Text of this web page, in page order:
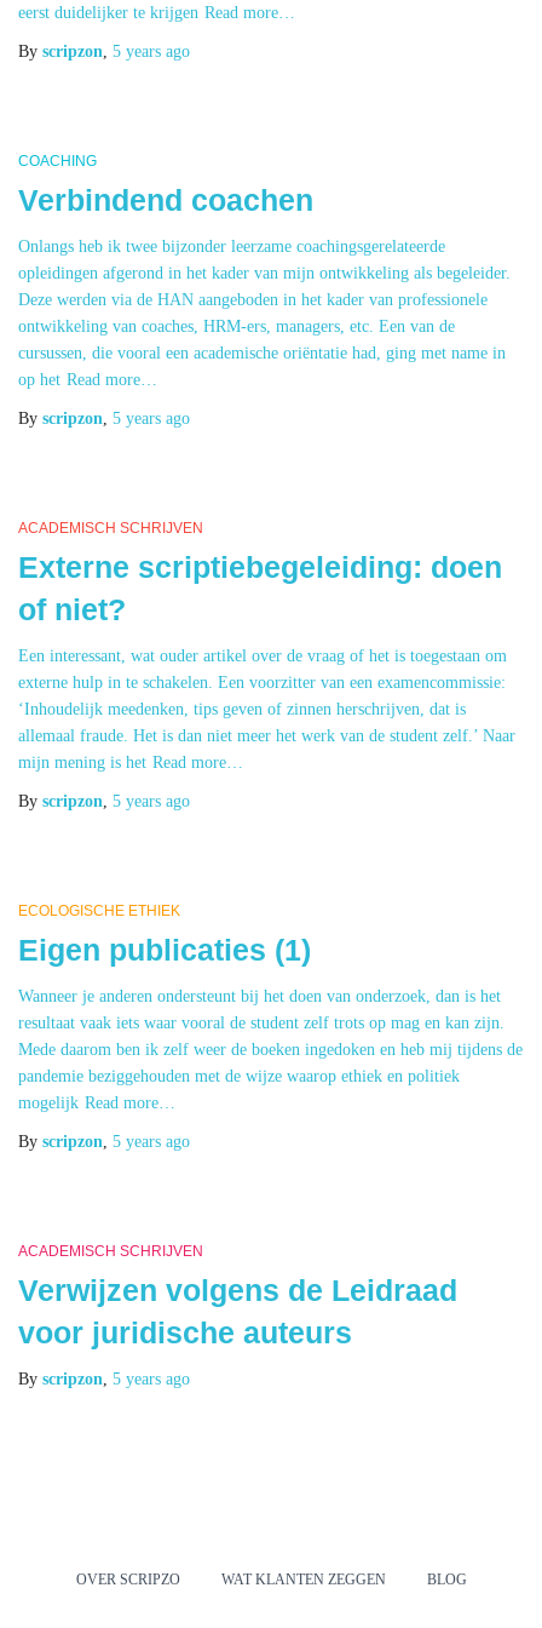
eerst duidelijker te krijgen Read more…
By scripzon, 5 years ago
COACHING
Verbindend coachen
Onlangs heb ik twee bijzonder leerzame coachingsgerelateerde
opleidingen afgerond in het kader van mijn ontwikkeling als begeleider.
Deze werden via de HAN aangeboden in het kader van professionele
ontwikkeling van coaches, HRM-ers, managers, etc. Een van de
cursussen, die vooral een academische oriëntatie had, ging met name in
op het Read more…
By scripzon, 5 years ago
ACADEMISCH SCHRIJVEN
Externe scriptiebegeleiding: doen
of niet?
Een interessant, wat ouder artikel over de vraag of het is toegestaan om
externe hulp in te schakelen. Een voorzitter van een examencommissie:
‘Inhoudelijk meedenken, tips geven of zinnen herschrijven, dat is
allemaal fraude. Het is dan niet meer het werk van de student zelf.’ Naar
mijn mening is het Read more…
By scripzon, 5 years ago
ECOLOGISCHE ETHIEK
Eigen publicaties (1)
Wanneer je anderen ondersteunt bij het doen van onderzoek, dan is het
resultaat vaak iets waar vooral de student zelf trots op mag en kan zijn.
Mede daarom ben ik zelf weer de boeken ingedoken en heb mij tijdens de
pandemie beziggehouden met de wijze waarop ethiek en politiek
mogelijk Read more…
By scripzon, 5 years ago
ACADEMISCH SCHRIJVEN
Verwijzen volgens de Leidraad
voor juridische auteurs
By scripzon, 5 years ago
OVER SCRIPZO WAT KLANTEN ZEGGEN BLOG